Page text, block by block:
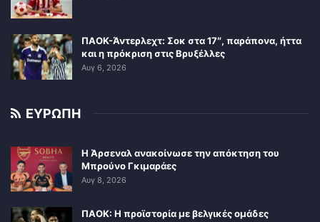
ΠΑΟΚ-Άντερλεχτ: Σοκ στα 17″, παράπονα, ήττα
και η πρόκριση στις Βρυξέλλες
Αυγ 6, 2026
ΕΥΡΩΠΗ
Η Άρσεναλ ανακοίνωσε την απόκτηση του
Μπρούνο Γκιμαράες
Αυγ 8, 2026
ΠΑΟΚ: Η προϊστορία με βελγικές ομάδες